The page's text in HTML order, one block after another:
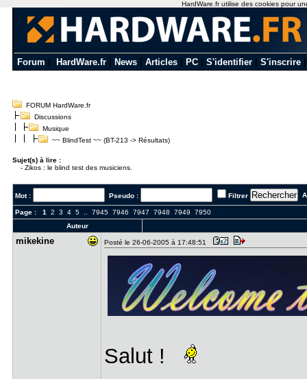
Forum HardWare.fr News Articles PC S'identifier S'inscrire
FORUM HardWare.fr
Discussions
Musique
~~ BlindTest ~~ (BT-213 -> Résultats)
Sujet(s) à lire :
- Zikos : le blind test des musiciens.
Mot : Pseudo : Filtrer
Page : 1 2 3 4 5.. 7945 7946 7947 7948 7949
7950
Auteur
mikekine Posté le 26-06-2005 à 17:48:51
Salut !
HardWare.fr utilise des cookies pour